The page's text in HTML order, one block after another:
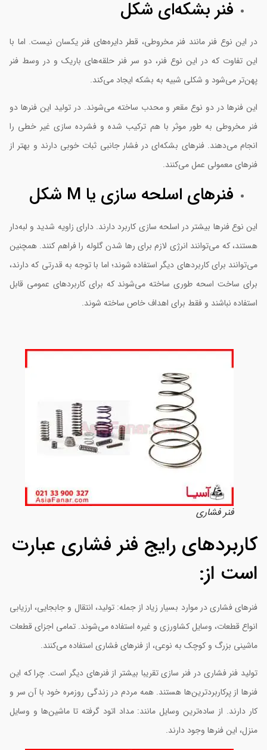
فنر بشکه‌ای شکل
این نوع فنر مانند فنر مخروطی، قطر دایره‌های فنر یکسان نیست. اما با
تفاوت که در این نوع فنر، دو سر فنر حلقه‌های باریک و در وسط فنر
می‌شود و شکلی شبیه به بشکه ایجاد می‌کند.
فنرها در دو نوع مقعر و محدب ساخته می‌شوند. در تولید این فنرها دو
مخروطی به طور موثر با هم ترکیب شده و فشرده سازی غیر خطی را
می‌دهند. فنرهای بشکه‌ای در فشار جانبی ثبات خوبی دارند و بهتر از
معمولی عمل می‌کنند.
فنرهای اسلحه سازی یا M شکل
نوع فنرها بیشتر در اسلحه سازی کاربرد دارند. دارای زاویه شدید و لبه‌دار
که می‌توانند انرژی لازم برای رها شدن گلوله را فراهم کنند. همچنین
برای کاربردهای دیگر استفاده شوند؛ اما با توجه به قدرتی که دارند،
ساخت اسحه طوری ساخته می‌شوند که برای کاربردهای عمومی قابل
نباشند و فقط برای اهداف خاص ساخته شوند.
فنر فشاری
رایج فنر فشاری عبارت
از:
فشاری در موارد بسیار زیاد از جمله: تولید، انتقال و جابجایی، ارزیابی
قطعات، وسایل کشاورزی و غیره استفاده می‌شوند. تمامی اجزای قطعات
بزرگ و کوچک به نوعی، از فنرهای فشاری استفاده می‌کنند.
فنر فشاری در فنر سازی تقریبا بیشتر از فنرهای دیگر است. چرا که این
از پرکاربردترین‌ها هستند. همه مردم در زندگی روزمره خود با آن سر و
دارند. از ساده‌ترین وسایل مانند: مداد اتود گرفته تا ماشین‌ها و وسایل
این فنرها وجود دارند.